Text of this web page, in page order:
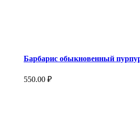
Барбарис обыкновенный
550.00 ₽